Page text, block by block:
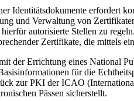
Identitätsdokumente erfordert
und Verwaltung von
autorisierte Stellen zu
Zertifikate, die mittels
der Errichtung eines National
für die
zur PKI der ICAO
Pässen sicherstellt.